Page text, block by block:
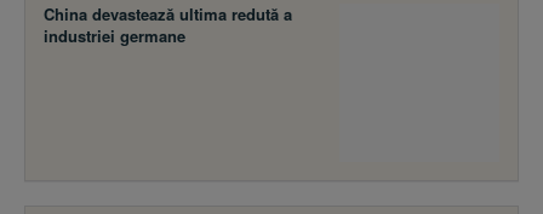
China devastează ultima redută a
industriei germane